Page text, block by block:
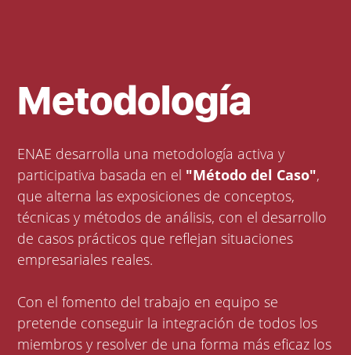
Metodología
ENAE desarrolla una metodología activa y
participativa basada en el "Método del Caso",
que alterna las exposiciones de conceptos,
técnicas y métodos de análisis, con el desarrollo
de casos prácticos que reflejan situaciones
empresariales reales.
Con el fomento del trabajo en equipo se
pretende conseguir la integración de todos los
miembros y resolver de una forma más eficaz los